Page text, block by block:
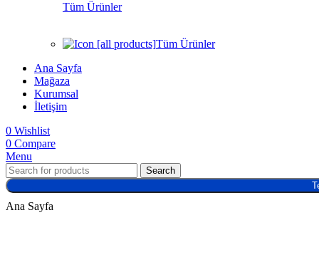
Tüm Ürünler
Tüm Ürünler
Ana Sayfa
Mağaza
Kurumsal
İletişim
0 Wishlist
0 Compare
Menu
Search
Ana Sayfa